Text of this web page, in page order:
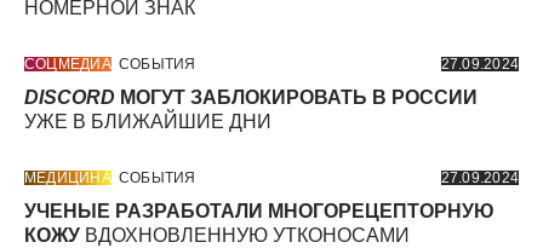
НОМЕРНОЙ ЗНАК
СОЦМЕДИА СОБЫТИЯ 27.09.2024
DISCORD МОГУТ ЗАБЛОКИРОВАТЬ В РОССИИ
УЖЕ В БЛИЖАЙШИЕ ДНИ
МЕДИЦИНА СОБЫТИЯ 27.09.2024
УЧЕНЫЕ РАЗРАБОТАЛИ МНОГОРЕЦЕПТОРНУЮ
КОЖУ ВДОХНОВЛЕННУЮ УТКОНОСАМИ